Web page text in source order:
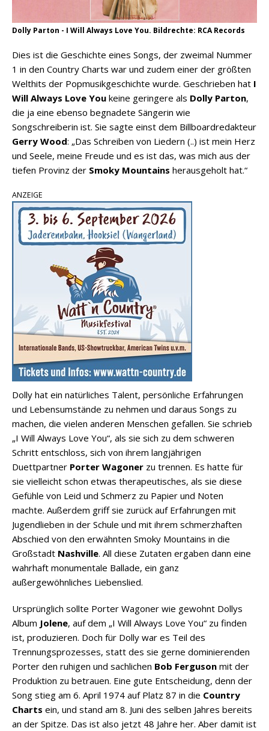
Dolly Parton - I Will Always Love You. Bildrechte: RCA Records
Dies ist die Geschichte eines Songs, der zweimal Nummer
1 in den Country Charts war und zudem einer der größten
Welthits der Popmusikgeschichte wurde. Geschrieben hat I
Will Always Love You keine geringere als Dolly Parton,
die ja eine ebenso begnadete Sängerin wie
Songschreiberin ist. Sie sagte einst dem Billboardredakteur
Gerry Wood: „Das Schreiben von Liedern (..) ist mein Herz
und Seele, meine Freude und es ist das, was mich aus der
tiefen Provinz der Smoky Mountains herausgeholt hat.“
ANZEIGE
Dolly hat ein natürliches Talent, persönliche Erfahrungen
und Lebensumstände zu nehmen und daraus Songs zu
machen, die vielen anderen Menschen gefallen. Sie schrieb
„I Will Always Love You“, als sie sich zu dem schweren
Schritt entschloss, sich von ihrem langjährigen
Duettpartner Porter Wagoner zu trennen. Es hatte für
sie vielleicht schon etwas therapeutisches, als sie diese
Gefühle von Leid und Schmerz zu Papier und Noten
machte. Außerdem griff sie zurück auf Erfahrungen mit
Jugendlieben in der Schule und mit ihrem schmerzhaften
Abschied von den erwähnten Smoky Mountains in die
Großstadt Nashville. All diese Zutaten ergaben dann eine
wahrhaft monumentale Ballade, ein ganz
außergewöhnliches Liebenslied.
Ursprünglich sollte Porter Wagoner wie gewohnt Dollys
Album Jolene, auf dem „I Will Always Love You“ zu finden
ist, produzieren. Doch für Dolly war es Teil des
Trennungsprozesses, statt des sie gerne dominierenden
Porter den ruhigen und sachlichen Bob Ferguson mit der
Produktion zu betrauen. Eine gute Entscheidung, denn der
Song stieg am 6. April 1974 auf Platz 87 in die Country
Charts ein, und stand am 8. Juni des selben Jahres bereits
an der Spitze. Das ist also jetzt 48 Jahre her. Aber damit ist